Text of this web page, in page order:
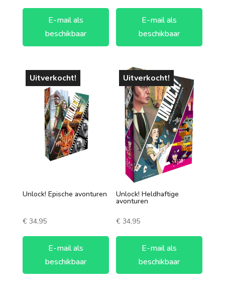
E-mail als
beschikbaar
E-mail als
beschikbaar
Uitverkocht!
Unlock! Epische avonturen
€34,95
E-mail als
beschikbaar
Uitverkocht!
Unlock! Heldhaftige
avonturen
€ 34,95
E-mail als
beschikbaar